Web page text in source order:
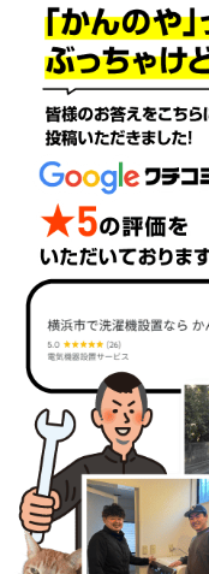
Googleクチコ